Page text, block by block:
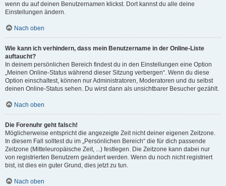
wenn du auf deinen Benutzernamen klickst. Dort kannst du alle deine
Einstellungen ändern.
Nach oben
Wie kann ich verhindern, dass mein Benutzername in der Online-Liste
auftaucht?
In deinem persönlichen Bereich findest du in den Einstellungen eine Option
„Meinen Online-Status während dieser Sitzung verbergen“. Wenn du diese
Option einschaltest, können nur Administratoren, Moderatoren und du selbst
deinen Online-Status sehen. Du wirst dann als unsichtbarer Besucher gezählt.
Nach oben
Die Forenuhr geht falsch!
Möglicherweise entspricht die angezeigte Zeit nicht deiner eigenen Zeitzone.
In diesem Fall solltest du im „Persönlichen Bereich“ die für dich passende
Zeitzone (Mitteleuropäische Zeit, ...) festlegen. Die Zeitzone kann dabei nur
von registrierten Benutzern geändert werden. Wenn du noch nicht registriert
bist, ist dies ein guter Grund, dies jetzt zu tun.
Nach oben